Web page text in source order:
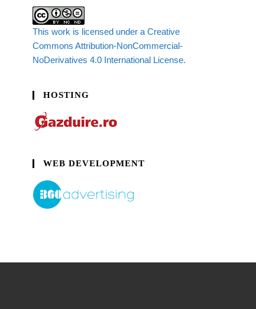
This work is licensed under a Creative
Commons Attribution-NonCommercial-
NoDerivatives 4.0 International License.
HOSTING
WEB DEVELOPMENT